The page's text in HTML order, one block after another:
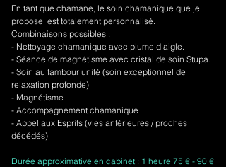
En tant que chamane, le soin chamanique que je
propose est totalement personnalisé.
Combinaisons possibles :
- Nettoyage chamanique avec plume d'aigle.
- Séance de magnétisme avec cristal de soin Stupa.
- Soin au tambour unité (soin exceptionnel de
relaxation profonde)
- Magnétisme
- Accompagnement chamanique
- Appel aux Esprits (vies antérieures / proches
décédés)
Durée approximative en cabinet : 1 heure 75 € - 90 €